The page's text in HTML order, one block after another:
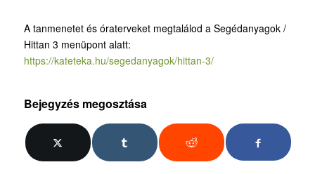
A tanmenetet és óraterveket megtalálod a Segédanyagok /
Hittan 3 menüpont alatt:
https://kateteka.hu/segedanyagok/hittan-3/
Bejegyzés megosztása